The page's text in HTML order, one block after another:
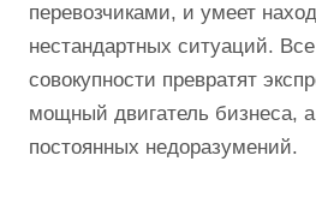
перевозчиками, и умеет
нестандартных ситуаций.
совокупности превратят
мощный двигатель бизнеса,
постоянных недоразумений.